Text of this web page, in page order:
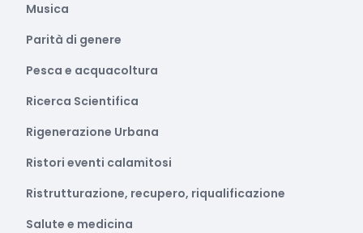
Musica
Parità di genere
Pesca e acquacoltura
Ricerca Scientifica
Rigenerazione Urbana
Ristori eventi calamitosi
Ristrutturazione, recupero, riqualificazione
Salute e medicina